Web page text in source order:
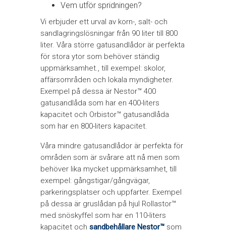
Vem utför spridningen?
Vi erbjuder ett urval av korn-, salt- och
sandlagringslösningar från 90 liter till 800
liter. Våra större gatusandlådor är perfekta
för stora ytor som behöver ständig
uppmärksamhet., till exempel: skolor,
affärsområden och lokala myndigheter.
Exempel på dessa är Nestor™ 400
gatusandlåda som har en 400-liters
kapacitet och Orbistor™ gatusandlåda
som har en 800-liters kapacitet.
Våra mindre gatusandlådor är perfekta för
områden som är svårare att nå men som
behöver lika mycket uppmärksamhet, till
exempel: gångstigar/gångvägar,
parkeringsplatser och uppfarter. Exempel
på dessa är gruslådan på hjul Rollastor™
med snöskyffel som har en 110-liters
kapacitet och sandbehållare Nestor™ som